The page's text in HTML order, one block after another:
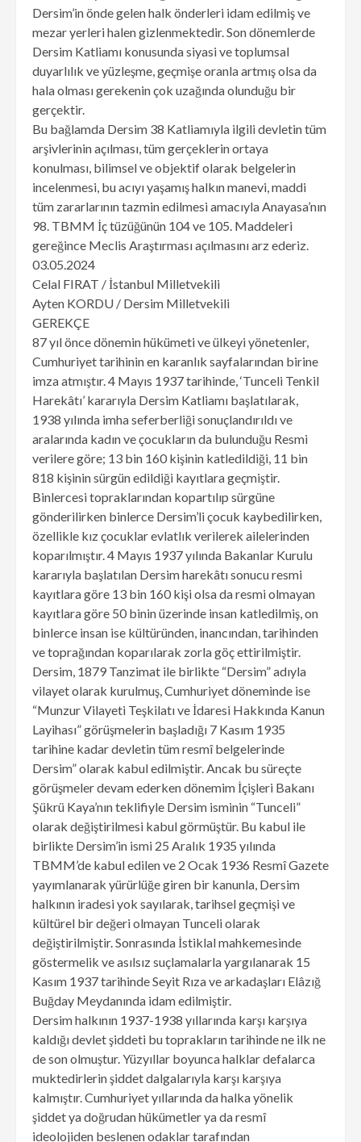
Dersim’in önde gelen halk önderleri idam edilmiş ve
mezar yerleri halen gizlenmektedir. Son dönemlerde
Dersim Katliamı konusunda siyasi ve toplumsal
duyarlılık ve yüzleşme, geçmişe oranla artmış olsa da
hala olması gerekenin çok uzağında olunduğu bir
gerçektir.
Bu bağlamda Dersim 38 Katliamıyla ilgili devletin tüm
arşivlerinin açılması, tüm gerçeklerin ortaya
konulması, bilimsel ve objektif olarak belgelerin
incelenmesi, bu acıyı yaşamış halkın manevi, maddi
tüm zararlarının tazmin edilmesi amacıyla Anayasa’nın
98. TBMM İç tüzüğünün 104 ve 105. Maddeleri
gereğince Meclis Araştırması açılmasını arz ederiz.
03.05.2024
Celal FIRAT​ / İstanbul Milletvekili
Ayten KORDU / Dersim Milletvekili
GEREKÇE
87 yıl önce dönemin hükümeti ve ülkeyi yönetenler,
Cumhuriyet tarihinin en karanlık sayfalarından birine
imza atmıştır. 4 Mayıs 1937 tarihinde, ‘Tunceli Tenkil
Harekâtı’ kararıyla Dersim Katliamı başlatılarak,
1938 yılında imha seferberliği sonuçlandırıldı ve
aralarında kadın ve çocukların da bulunduğu Resmi
verilere göre; 13 bin 160 kişinin katledildiği, 11 bin
818 kişinin sürgün edildiği kayıtlara geçmiştir.
Binlercesi topraklarından kopartılıp sürgüne
gönderilirken binlerce Dersim’li çocuk kaybedilirken,
özellikle kız çocuklar evlatlık verilerek ailelerinden
koparılmıştır. 4 Mayıs 1937 yılında Bakanlar Kurulu
kararıyla başlatılan Dersim harekâtı sonucu resmi
kayıtlara göre 13 bin 160 kişi olsa da resmi olmayan
kayıtlara göre 50 binin üzerinde insan katledilmiş, on
binlerce insan ise kültüründen, inancından, tarihinden
ve toprağından koparılarak zorla göç ettirilmiştir.
Dersim, 1879 Tanzimat ile birlikte “Dersim” adıyla
vilayet olarak kurulmuş, Cumhuriyet döneminde ise
“Munzur Vilayeti Teşkilatı ve İdaresi Hakkında Kanun
Layihası” görüşmelerin başladığı 7 Kasım 1935
tarihine kadar devletin tüm resmî belgelerinde
Dersim” olarak kabul edilmiştir. Ancak bu süreçte
görüşmeler devam ederken dönemim İçişleri Bakanı
Şükrü Kaya’nın teklifiyle Dersim isminin “Tunceli”
olarak değiştirilmesi kabul görmüştür. Bu kabul ile
birlikte Dersim’in ismi 25 Aralık 1935 yılında
TBMM’de kabul edilen ve 2 Ocak 1936 Resmî Gazete
yayımlanarak yürürlüğe giren bir kanunla, Dersim
halkının iradesi yok sayılarak, tarihsel geçmişi ve
kültürel bir değeri olmayan Tunceli olarak
değiştirilmiştir. Sonrasında İstiklal mahkemesinde
göstermelik ve asılsız suçlamalarla yargılanarak 15
Kasım 1937 tarihinde Seyit Rıza ve arkadaşları Elâzığ
Buğday Meydanında idam edilmiştir.
Dersim halkının 1937-1938 yıllarında karşı karşıya
kaldığı devlet şiddeti bu toprakların tarihinde ne ilk ne
de son olmuştur. Yüzyıllar boyunca halklar defalarca
muktedirlerin şiddet dalgalarıyla karşı karşıya
kalmıştır. Cumhuriyet yıllarında da halka yönelik
şiddet ya doğrudan hükümetler ya da resmî
ideolojiden beslenen odaklar tarafından